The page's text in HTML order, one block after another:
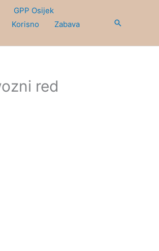
GPP Osijek
Korisno
Zabava
Search
red